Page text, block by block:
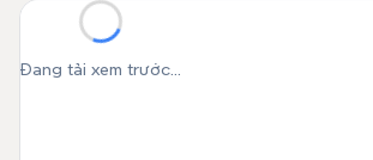
Đang tải xem trước...